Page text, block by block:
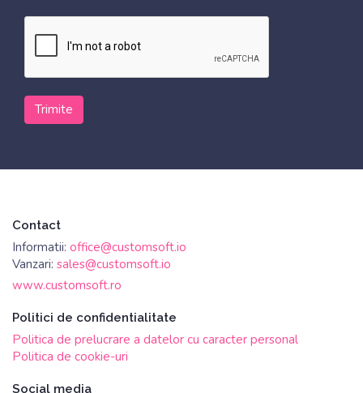
Trimite
Contact
Informatii: office@customsoft.io
Vanzari: sales@customsoft.io
www.customsoft.ro
Politici de confidentialitate
Politica de prelucrare a datelor cu caracter personal
Politica de cookie-uri
Social media